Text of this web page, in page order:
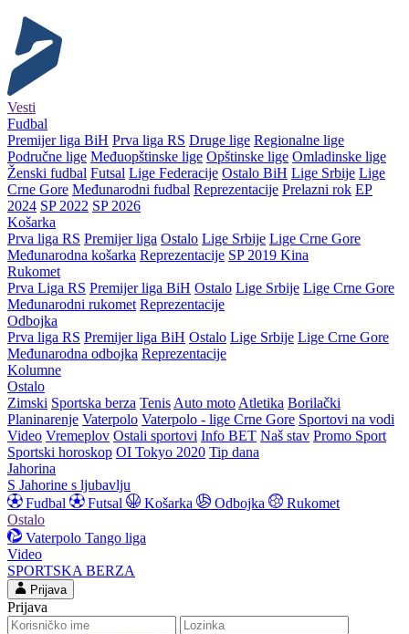
Vesti
Fudbal
Premijer liga BiH Prva liga RS Druge lige Regionalne lige
Područne lige Međuopštinske lige Opštinske lige Omladinske lige
Ženski fudbal Futsal Lige Federacije Ostalo BiH Lige Srbije Lige
Crne Gore Međunarodni fudbal Reprezentacije Prelazni rok EP
2024 SP 2022 SP 2026
Košarka
Prva liga RS Premijer liga Ostalo Lige Srbije Lige Crne Gore
Međunarodna košarka Reprezentacije SP 2019 Kina
Rukomet
Prva Liga RS Premijer liga BiH Ostalo Lige Srbije Lige Crne Gore
Međunarodni rukomet Reprezentacije
Odbojka
Prva liga RS Premijer liga BiH Ostalo Lige Srbije Lige Crne Gore
Međunarodna odbojka Reprezentacije
Kolumne
Ostalo
Zimski Sportska berza Tenis Auto moto Atletika Borilački
Planinarenje Vaterpolo Vaterpolo - lige Crne Gore Sportovi na vodi
Video Vremeplov Ostali sportovi Info BET Naš stav Promo Sport
Sportski horoskop OI Tokyo 2020 Tip dana
Jahorina
S Jahorine s ljubavlju
Fudbal
Futsal Košarka Odbojka
Rukomet
Ostalo
Vaterpolo Tango liga
Video
SPORTSKA BERZA
Prijava
Prijava